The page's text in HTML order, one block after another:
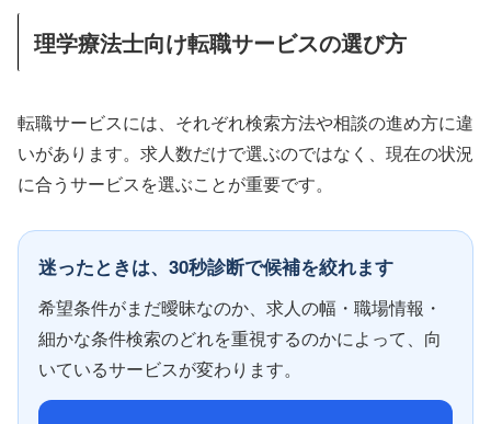
理学療法士向け転職サービスの選び方
転職サービスには、それぞれ検索方法や相談の進め方に違
いがあります。求人数だけで選ぶのではなく、現在の状況
に合うサービスを選ぶことが重要です。
迷ったときは、30秒診断で候補を絞れます
希望条件がまだ曖昧なのか、求人の幅・職場情報・
細かな条件検索のどれを重視するのかによって、向
いているサービスが変わります。